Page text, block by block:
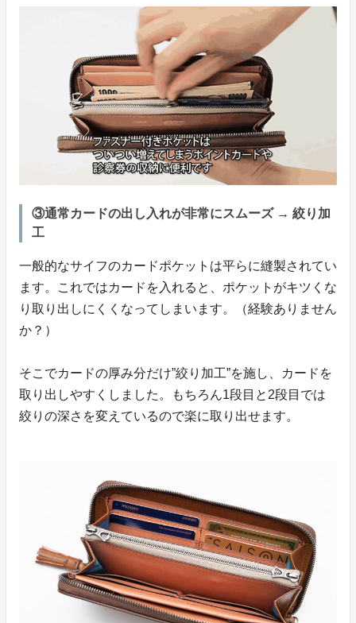
③通常カードの出し入れが非常にスムーズ → 絞り加
工
一般的なサイフのカードポケットは平らに縫製されてい
ます。これではカードを入れると、ポケットがキツくな
り取り出しにくくなってしまいます。（経験ありません
か？）
そこでカードの厚み分だけ”絞り加工”を施し、カードを
取り出しやすくしました。もちろん1段目と2段目では
絞りの深さを変えているので楽に取り出せます。